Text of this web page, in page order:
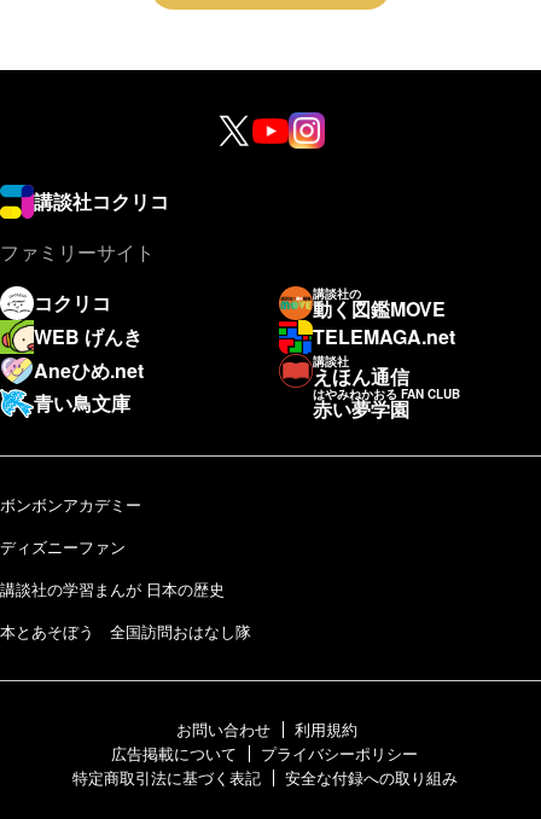
講談社コクリコ
ファミリーサイト
コクリコ
講談社の
動く図鑑MOVE
WEB げんき
TELEMAGA.net
Aneひめ.net
講談社
えほん通信
青い鳥文庫
はやみねかおる FAN CLUB
赤い夢学園
ボンボンアカデミー
ディズニーファン
講談社の学習まんが 日本の歴史
本とあそぼう 全国訪問おはなし隊
お問い合わせ
利用規約
広告掲載について
プライバシーポリシー
特定商取引法に基づく表記
安全な付録への取り組み